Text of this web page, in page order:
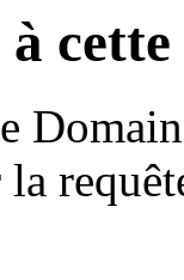
la